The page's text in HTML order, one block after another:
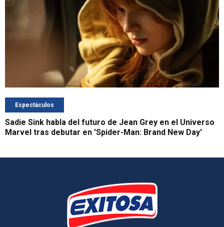
Espectáculos
Sadie Sink habla del futuro de Jean Grey en el Universo
Marvel tras debutar en 'Spider-Man: Brand New Day'